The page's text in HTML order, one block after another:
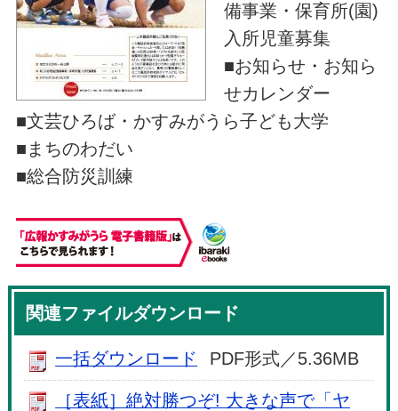
備事業・保育所(園)
入所児童募集
■お知らせ・お知ら
せカレンダー
■文芸ひろば・かすみがうら子ども大学
■まちのわだい
■総合防災訓練
関連ファイルダウンロード
一括ダウンロード PDF形式／5.36MB
［表紙］絶対勝つぞ! 大きな声で「ヤ